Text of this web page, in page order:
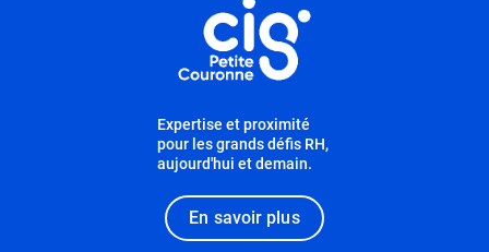
Expertise et proximité
pour les grands défis RH,
aujourd'hui et demain.
En savoir plus